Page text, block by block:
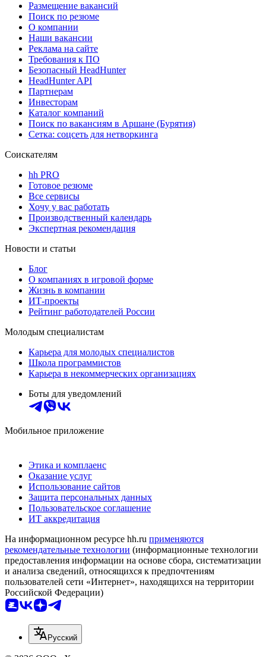
Размещение вакансий
Поиск по резюме
О компании
Наши вакансии
Реклама на сайте
Требования к ПО
Безопасный HeadHunter
HeadHunter API
Партнерам
Инвесторам
Каталог компаний
Поиск по вакансиям в Аршане (Бурятия)
Сетка: соцсеть для нетворкинга
Соискателям
hh PRO
Готовое резюме
Все сервисы
Хочу у вас работать
Производственный календарь
Экспертная рекомендация
Новости и статьи
Блог
О компаниях в игровой форме
Жизнь в компании
ИТ-проекты
Рейтинг работодателей России
Молодым специалистам
Карьера для молодых специалистов
Школа программистов
Карьера в некоммерческих организациях
Боты для уведомлений
Мобильное приложение
Этика и комплаенс
Оказание услуг
Использование сайтов
Защита персональных данных
Пользовательское соглашение
ИТ аккредитация
На информационном ресурсе hh.ru применяются
рекомендательные технологии (информационные технологии
предоставления информации на основе сбора, систематизации
и анализа сведений, относящихся к предпочтениям
пользователей сети «Интернет», находящихся на территории
Российской Федерации)
Русский